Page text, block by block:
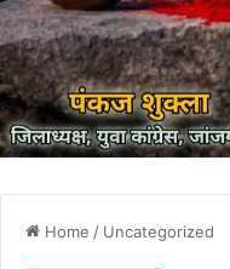
Home / Uncategorized